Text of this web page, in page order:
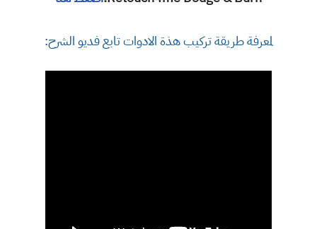
لمعرفة طريقة تركيب هذة الادوات تابع فديو الشرح: